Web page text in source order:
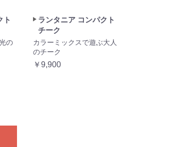
ト
の
ランタニア コンパクト
チーク
カラーミックスで遊ぶ大人
のチーク
￥9,900